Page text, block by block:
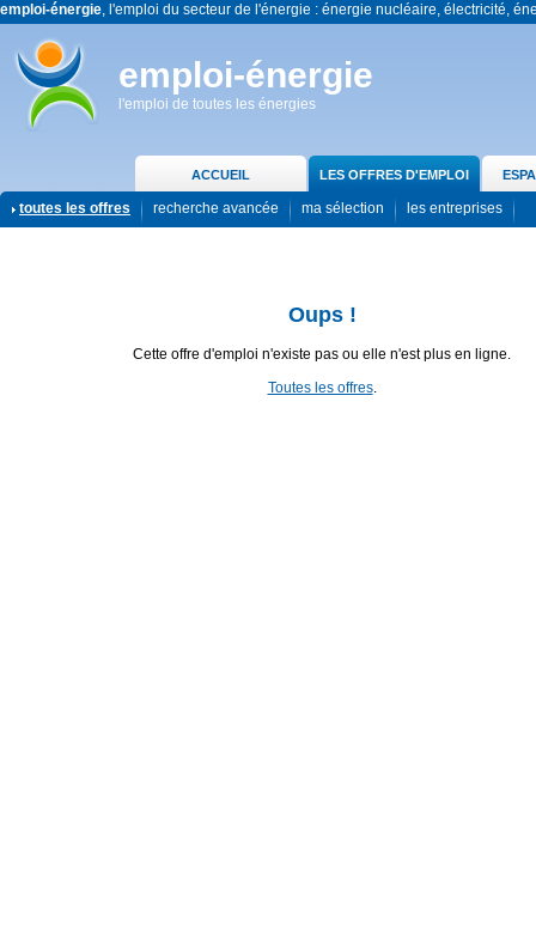
emploi-énergie, l'emploi du secteur de l'énergie : énergie nucléaire, électricité,
emploi-énergie
l'emploi de toutes les énergies
ACCUEIL LES OFFRES D'EMPLOI
toutes les offres recherche avancée ma sélection les entreprises
Oups !
Cette offre d'emploi n'existe pas ou elle n'est plus en ligne.
Toutes les offres.